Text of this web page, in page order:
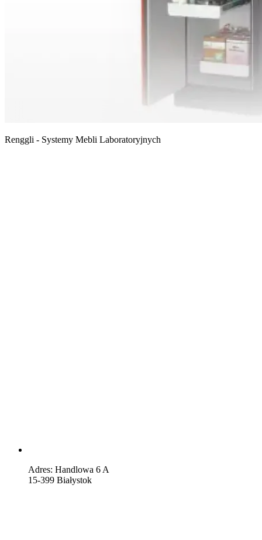
Renggli - Systemy Mebli Laboratoryjnych
Adres: Handlowa 6 A
15-399 Białystok